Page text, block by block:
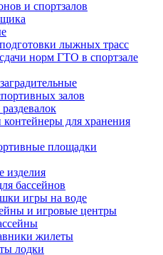
и спортзалов
лыжных трасс
норм ГТО в спортзале
залов
для хранения
площадки
изделия
бассейнов
игры на воде
и игровые центры
жилеты
лодки